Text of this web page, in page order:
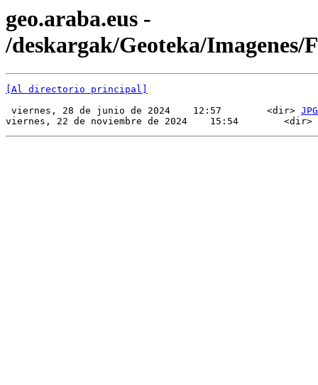
geo.araba.eus -
/deskargak/Geoteka/Imagenes/
[Al directorio principal]
viernes, 28 de junio de 2024    12:57        <dir> JPG
viernes, 22 de noviembre de 2024    15:54        <dir>